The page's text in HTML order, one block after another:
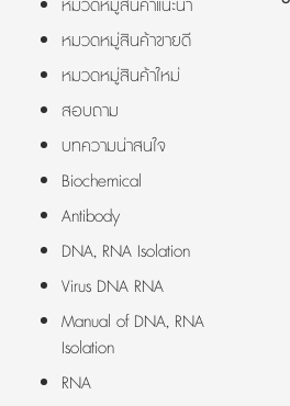
หมวดหมู่สินค้าแนะนำ
หมวดหมู่สินค้าขายดี
หมวดหมู่สินค้าใหม่
สอบถาม
บทความน่าสนใจ
Biochemical
Antibody
DNA, RNA Isolation
Virus DNA RNA
Manual of DNA, RNA
Isolation
RNA